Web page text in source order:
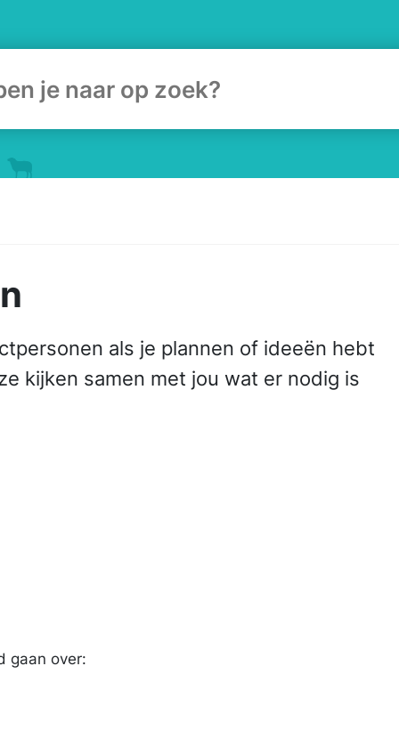
als je plannen of ideeën hebt
kijken samen met jou wat er nodig is
gaan over: